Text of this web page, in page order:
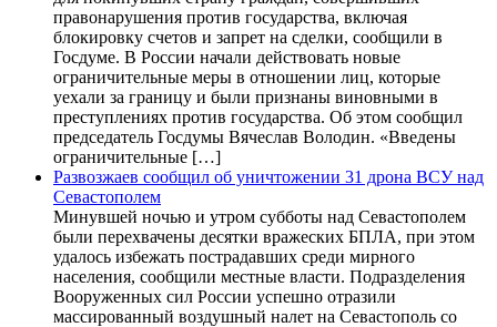
правонарушения против государства, включая
блокировку счетов и запрет на сделки, сообщили в
Госдуме. В России начали действовать новые
ограничительные меры в отношении лиц, которые
уехали за границу и были признаны виновными в
преступлениях против государства. Об этом сообщил
председатель Госдумы Вячеслав Володин. «Введены
ограничительные […]
Развозжаев сообщил об уничтожении 31 дрона ВСУ над
Севастополем
Минувшей ночью и утром субботы над Севастополем
были перехвачены десятки вражеских БПЛА, при этом
удалось избежать пострадавших среди мирного
населения, сообщили местные власти. Подразделения
Вооруженных сил России успешно отразили
массированный воздушный налет на Севастополь со